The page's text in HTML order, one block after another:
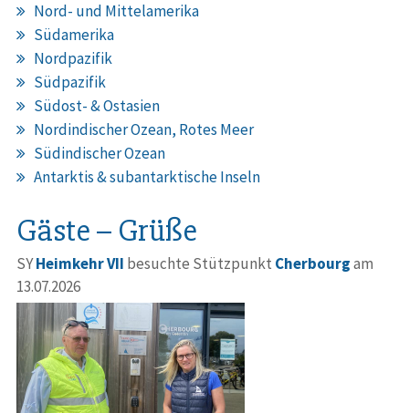
Nord- und Mittelamerika
Südamerika
Nordpazifik
Südpazifik
Südost- & Ostasien
Nordindischer Ozean, Rotes Meer
Südindischer Ozean
Antarktis & subantarktische Inseln
Gäste – Grüße
SYHeimkehr VII besuchte Stützpunkt Cherbourgam
13.07.2026